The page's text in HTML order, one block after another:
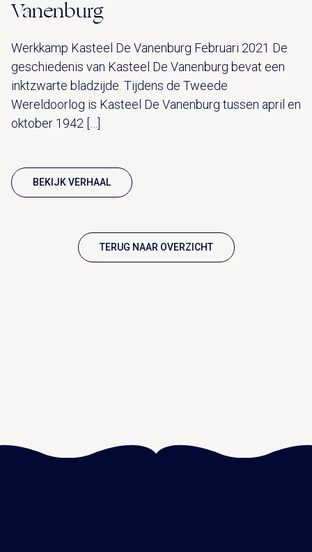
Vanenburg
Werkkamp Kasteel De Vanenburg Februari 2021 De
geschiedenis van Kasteel De Vanenburg bevat een
inktzwarte bladzijde. Tijdens de Tweede
Wereldoorlog is Kasteel De Vanenburg tussen april en
oktober 1942 […]
BEKIJK VERHAAL
TERUG NAAR OVERZICHT